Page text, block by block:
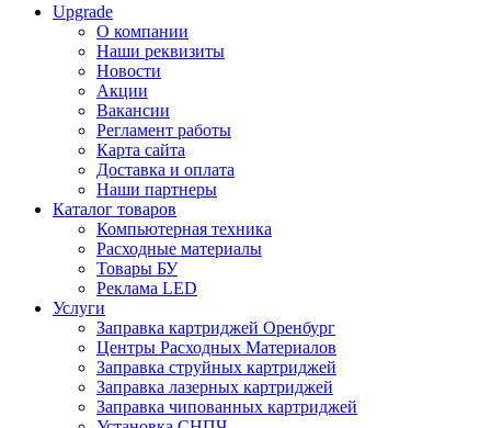
Upgrade
О компании
Наши реквизиты
Новости
Акции
Вакансии
Регламент работы
Карта сайта
Доставка и оплата
Наши партнеры
Каталог товаров
Компьютерная техника
Расходные материалы
Товары БУ
Реклама LED
Услуги
Заправка картриджей Оренбург
Центры Расходных Материалов
Заправка струйных картриджей
Заправка лазерных картриджей
Заправка чипованных картриджей